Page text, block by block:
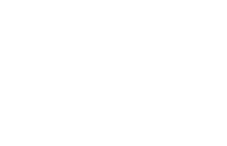
づき作成されるも
制御機器販売店・
類) : 1000ppm、
許可)を取得する
必要な手段を講じ
にこれらの製造装